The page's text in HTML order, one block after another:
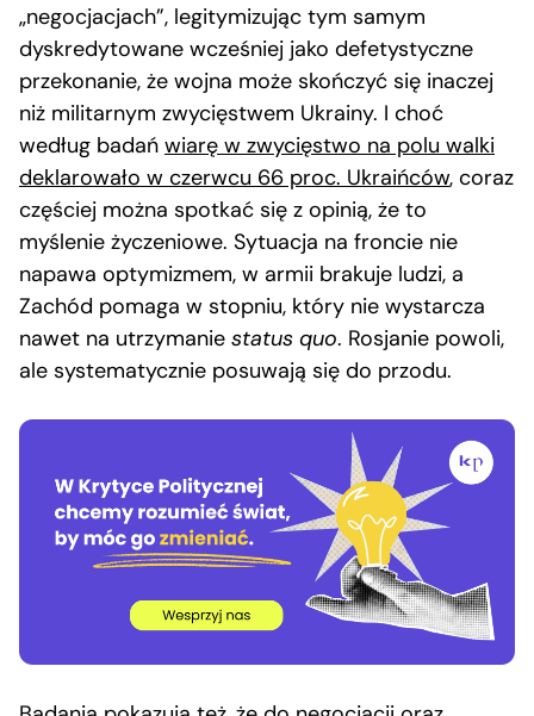
„negocjacjach”, legitymizując tym samym
dyskredytowane wcześniej jako defetystyczne
przekonanie, że wojna może skończyć się inaczej
niż militarnym zwycięstwem Ukrainy. I choć
według badań wiarę w zwycięstwo na polu walki
deklarowało w czerwcu 66 proc. Ukraińców, coraz
częściej można spotkać się z opinią, że to
myślenie życzeniowe. Sytuacja na froncie nie
napawa optymizmem, w armii brakuje ludzi, a
Zachód pomaga w stopniu, który nie wystarcza
nawet na utrzymanie status quo. Rosjanie powoli,
ale systematycznie posuwają się do przodu.